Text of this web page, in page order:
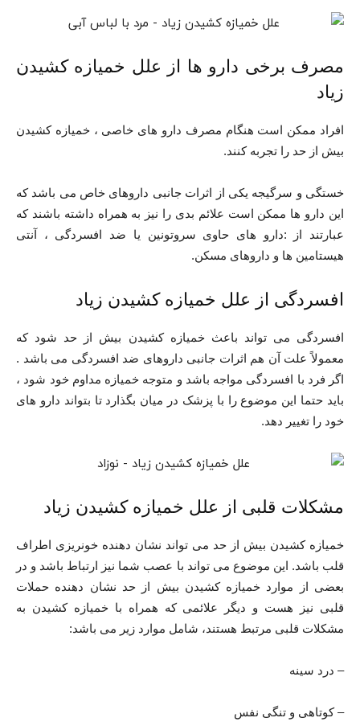
مصرف برخی دارو ها از علل خمیازه کشیدن
زیاد
افراد ممکن است هنگام مصرف دارو های خاصی ، خمیازه کشیدن
بیش از حد را تجربه کنند.
خستگی و سرگیجه یکی از اثرات جانبی داروهای خاص می باشد که
این دارو ها ممکن است علائم بدی را نیز به همراه داشته باشند که
عبارتند از :دارو های حاوی سروتونین یا ضد افسردگی ، آنتی
هیستامین ها و داروهای مسکن.
افسردگی از علل خمیازه کشیدن زیاد
افسردگی می تواند باعث خمیازه کشیدن بیش از حد شود که
معمولاً علت آن هم اثرات جانبی داروهای ضد افسردگی می باشد .
اگر فرد با افسردگی مواجه باشد و متوجه خمیازه مداوم خود شود ،
باید حتما این موضوع را با پزشک در میان بگذارد تا بتواند دارو های
خود را تغییر دهد.
مشکلات قلبی از علل خمیازه کشیدن زیاد
خمیازه کشیدن بیش از حد می تواند نشان دهنده خونریزی اطراف
قلب باشد. این موضوع می تواند با عصب شما نیز ارتباط باشد و در
بعضی از موارد خمیازه کشیدن بیش از حد نشان دهنده حملات
قلبی نیز هست و دیگر علائمی که همراه با خمیازه کشیدن به
مشکلات قلبی مرتبط هستند، شامل موارد زیر می باشد:
– درد سینه
– کوتاهی و تنگی نفس